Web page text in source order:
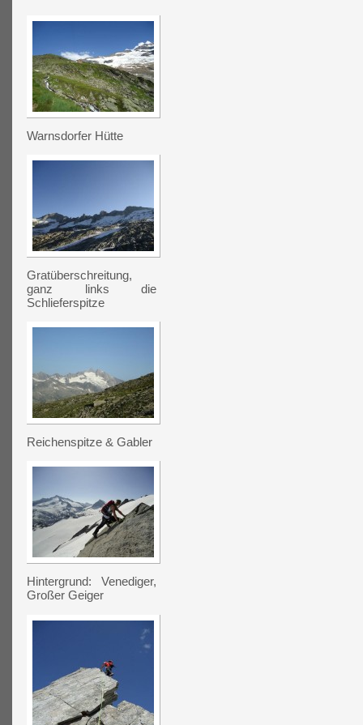
Warnsdorfer Hütte
Gratüberschreitung,
ganz links die
Schlieferspitze
Reichenspitze & Gabler
Hintergrund: Venediger,
Großer Geiger